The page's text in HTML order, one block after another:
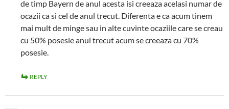
de timp Bayern de anul acesta isi creeaza acelasi numar de
ocazii ca si cel de anul trecut. Diferenta e ca acum tinem
mai mult de minge sau in alte cuvinte ocaziile care se creau
cu 50% posesie anul trecut acum se creeaza cu 70%
posesie.
REPLY